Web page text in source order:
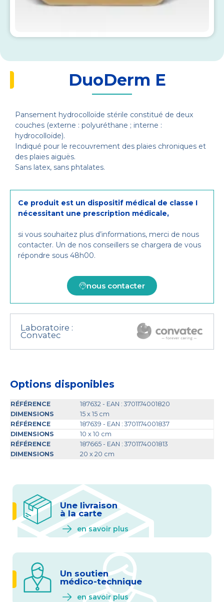
DuoDerm E
Pansement hydrocolloïde stérile constitué de deux
couches (externe : polyuréthane ; interne :
hydrocolloïde).
Indiqué pour le recouvrement des plaies chroniques et
des plaies aiguës.
Sans latex, sans phtalates.
Ce produit est un dispositif médical de classe I
nécessitant une prescription médicale,
si vous souhaitez plus d’informations, merci de nous
contacter. Un de nos conseillers se chargera de vous
répondre sous 48h00.
nous contacter
Laboratoire :
Convatec
Options disponibles
187632 - EAN : 3701174001820
15 x 15 cm
187639 - EAN : 3701174001837
10 x 10 cm
187665 - EAN : 3701174001813
20 x 20 cm
Une livraison
à la carte
en savoir plus
Un soutien
médico-technique
en savoir plus